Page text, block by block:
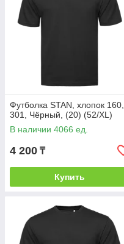
Футболка STAN, хлопок 160,
301, Чёрный, (20) (52/XL)
В наличии 4066 ед.
4 200 ₸
Купить